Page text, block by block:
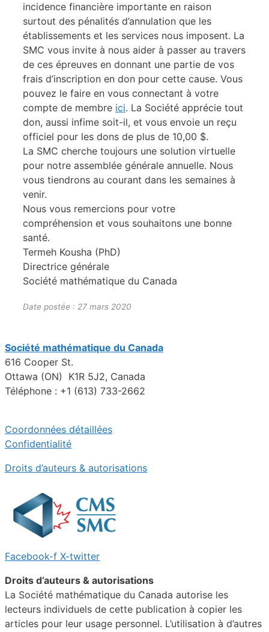
incidence financière importante en raison
surtout des pénalités d’annulation que les
établissements et les services nous imposent. La
SMC vous invite à nous aider à passer au travers
de ces épreuves en donnant une partie de vos
frais d’inscription en don pour cette cause. Vous
pouvez le faire en vous connectant à votre
compte de membre ici. La Société apprécie tout
don, aussi infime soit-il, et vous envoie un reçu
officiel pour les dons de plus de 10,00 $.
La SMC cherche toujours une solution virtuelle
pour notre assemblée générale annuelle. Nous
vous tiendrons au courant dans les semaines à
venir.
Nous vous remercions pour votre
compréhension et vous souhaitons une bonne
santé.
Termeh Kousha (PhD)
Directrice générale
Société mathématique du Canada
Date postée : 27 mars 2020
Société mathématique du Canada
616 Cooper St.
Ottawa (ON) K1R 5J2, Canada
Téléphone : +1 (613) 733-2662
Coordonnées détaillées
Confidentialité
Droits d’auteurs & autorisations
Facebook-f X-twitter
Droits d’auteurs & autorisations
La Société mathématique du Canada autorise les
lecteurs individuels de cette publication à copier les
articles pour leur usage personnel. L’utilisation à d’autres